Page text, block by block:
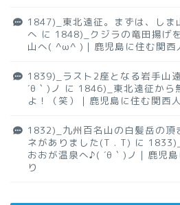
1847)_東北遠征。まずは、し
へ に 1848)_クジラの竜田揚げ
山へ( ^ω^ )｜鹿児島に住む関西
1839)_ラスト2座となる岩手山
´θ｀)ノ に 1846)_東北遠征から
よ！（笑）｜鹿児島に住む関西
1832)_九州百名山の白髪岳の頂
ネがありました(T . T) に
おおが温泉へ♪( ´θ｀)ノ｜鹿児
り